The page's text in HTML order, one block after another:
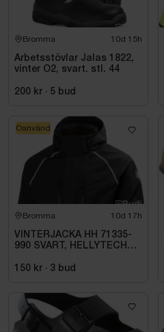
Bromma 10d 15h
Arbetsstövlar Jalas 1822,
vinter O2, svart. stl. 44
200 kr · 5 bud
Bromma 10d 17h
VINTERJACKA HH 71335-
990 SVART, HELLYTECH
150 kr · 3 bud
Oanvänd